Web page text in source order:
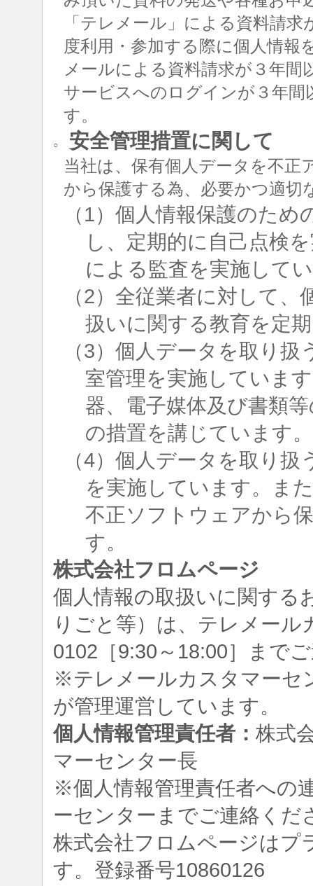
「テレメール」による資料請
度利用・参加する際に個人情
メールによる資料請求が３年間
サービスへのログインが３年間
す。
○ 安全管理措置に関して
当社は、保有個人データを不正
から保護する為、必要かつ適切
（1）個人情報保護のた
し、定期的に自己点検
による監査を実施して
（2）全従業者に対して
扱いに関する教育を定
（3）個人データを取り
室管理を実施していま
器、電子媒体及び書類
の措置を講じています。
（4）個人データを取り
を実施しています。ま
不正ソフトウェアから
す。
株式会社フロムページ
個人情報の取扱いに関する
りごと等）は、テレメー
0102［9:30～18:00］まで
※テレメールカスタマーセ
が管理運営しています。
個人情報管理責任者： 株式
マーセンター長
※個人情報管理責任者への
ーセンターまでご連絡くだ
株式会社フロムページはプ
す。登録番号10860126